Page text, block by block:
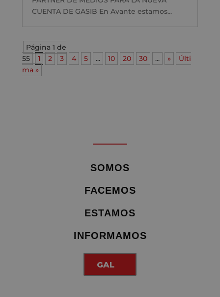
CUENTA DE GASIB En Avante estamos...
Página 1 de
55
1 2 3 4 5 ... 10 20 30 ... »
Últi
ma »
SOMOS
FACEMOS
ESTAMOS
INFORMAMOS
GAL